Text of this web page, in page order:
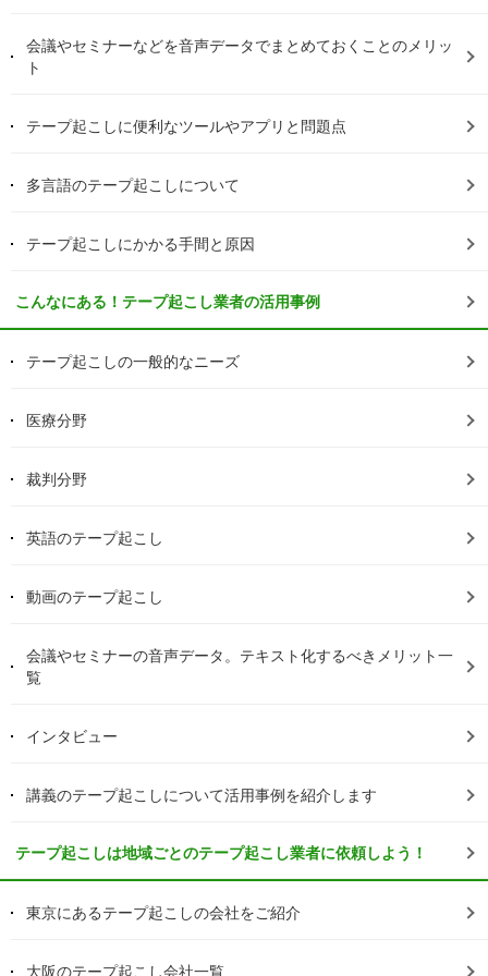
会議やセミナーなどを音声データでまとめておくことのメリッ
ト
テープ起こしに便利なツールやアプリと問題点
多言語のテープ起こしについて
テープ起こしにかかる手間と原因
こんなにある！テープ起こし業者の活用事例
テープ起こしの一般的なニーズ
医療分野
裁判分野
英語のテープ起こし
動画のテープ起こし
会議やセミナーの音声データ。テキスト化するべきメリット一
覧
インタビュー
講義のテープ起こしについて活用事例を紹介します
テープ起こしは地域ごとのテープ起こし業者に依頼しよう！
東京にあるテープ起こしの会社をご紹介
大阪のテープ起こし会社一覧